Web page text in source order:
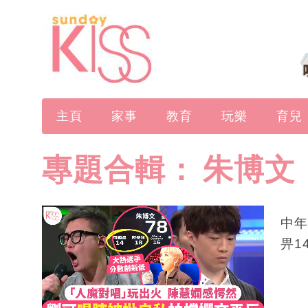
主頁 家事 教育 玩樂 育兒
專題合輯： 朱博文
中年
畀